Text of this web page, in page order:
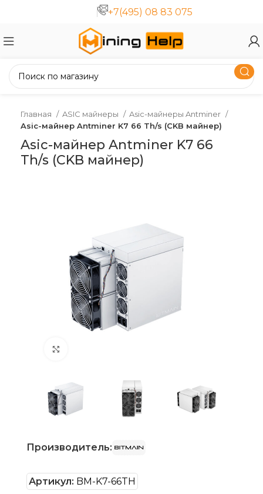
+7(495) 08 83 075
Главная ASIC майнеры
Asic-майнеры Antminer
Asic-майнер Antminer K7 66 Th/s (CKB майнер)
Asic-майнер Antminer K7 66
Th/s (CKB майнер)
Производитель:
Артикул: BM-K7-66TH